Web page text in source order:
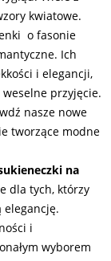
kwiatowe.
o fasonie
Ich
i elegancji,
przyjęcie.
nasze nowe
tworzące modne
na
dla tych, którzy
elegancję.
i
wyborem